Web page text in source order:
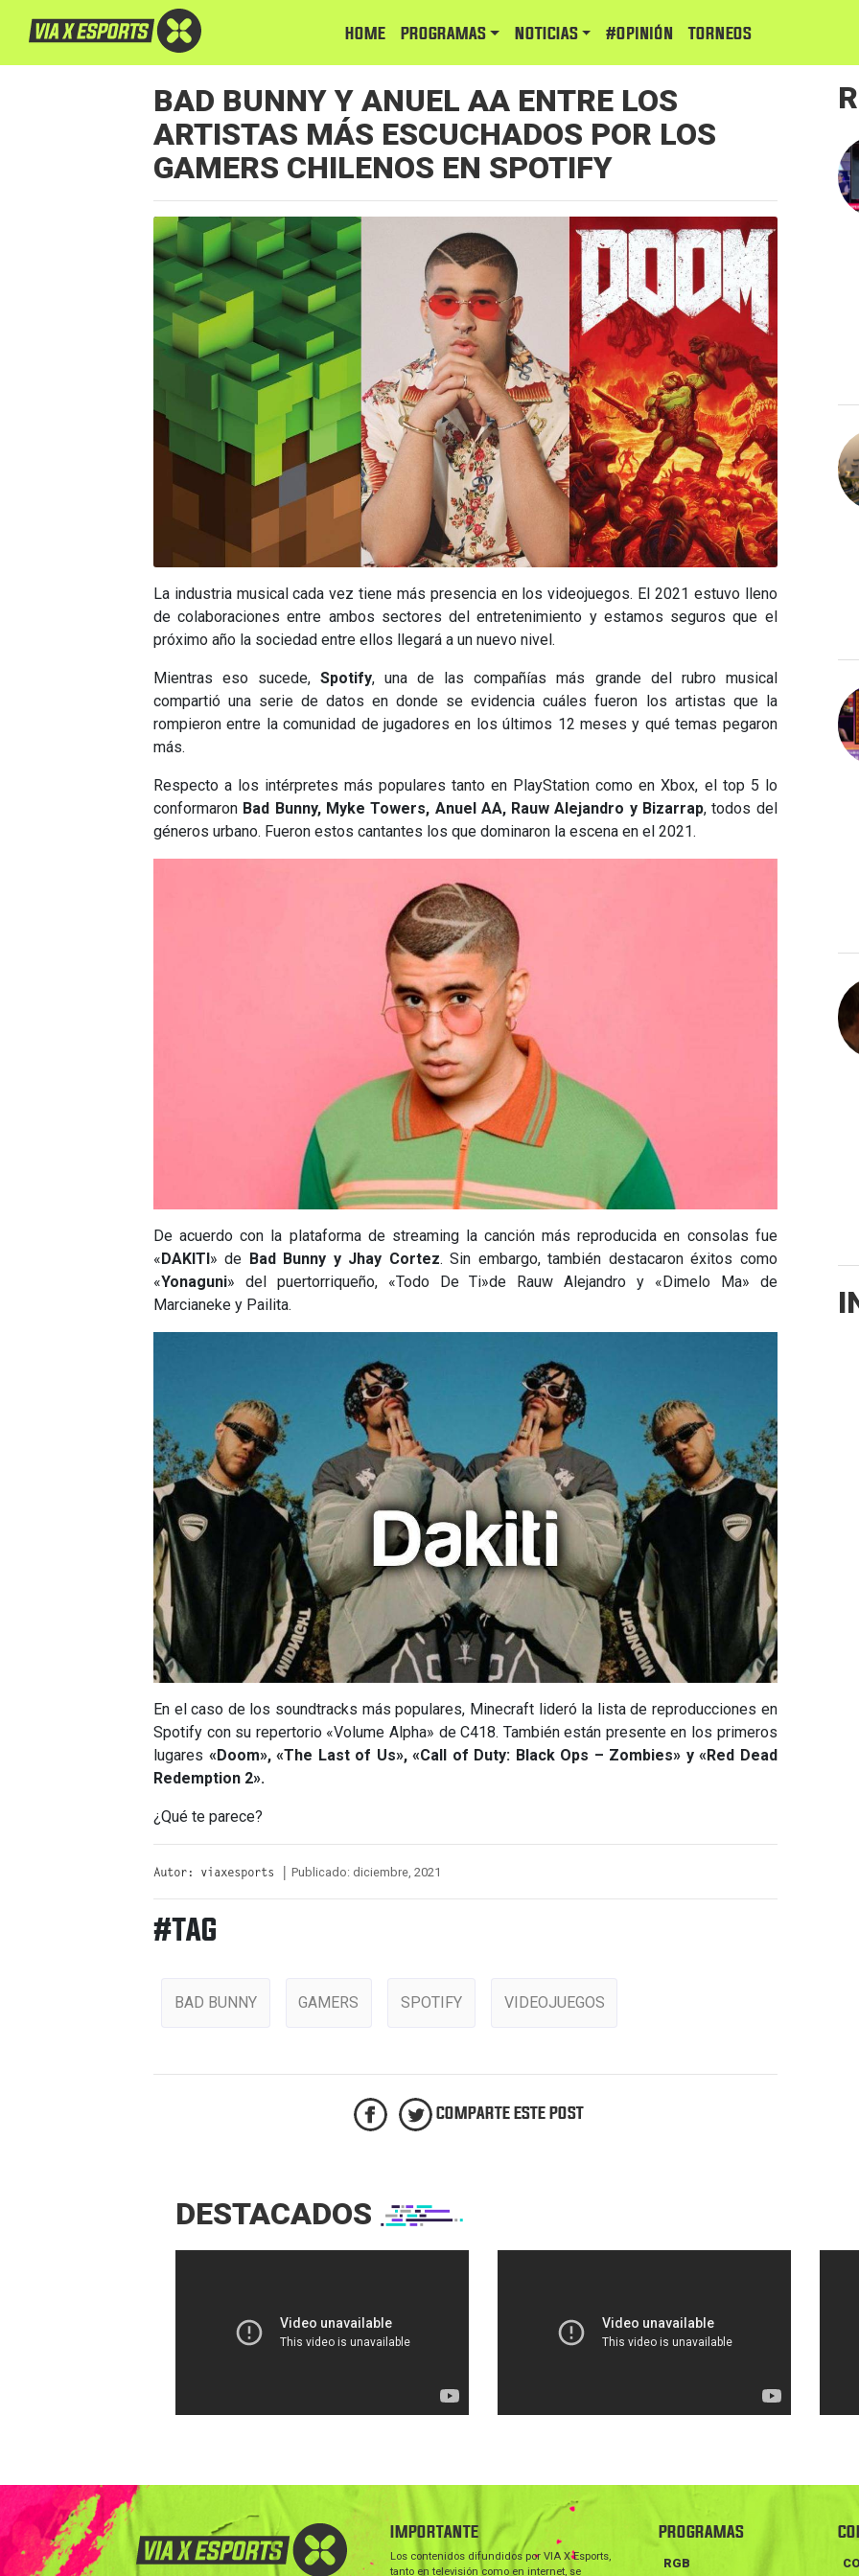
HOME PROGRAMAS NOTICIAS #Opinión TORNEOS
BAD BUNNY Y ANUEL AA ENTRE LOS
ARTISTAS MÁS ESCUCHADOS POR LOS
GAMERS CHILENOS EN SPOTIFY
La industria musical cada vez tiene más presencia en los videojuegos. El 2021 estuvo lleno
de colaboraciones entre ambos sectores del entretenimiento y estamos seguros que el
próximo año la sociedad entre ellos llegará a un nuevo nivel.
Mientras eso sucede,Spotify, una de las compañías más grande del rubro musical
compartió una serie de datos en donde se evidencia cuáles fueron los artistas que la
rompieron entre la comunidad de jugadores en los últimos 12 meses y qué temas pegaron
más.
Respecto a los intérpretes más populares tanto en PlayStation como en Xbox, el top 5 lo
conformaron Bad Bunny, Myke Towers, Anuel AA, Rauw Alejandro y Bizarrap, todos del
géneros urbano. Fueron estos cantantes los que dominaron la escena en el 2021.
De acuerdo con la plataforma de streaming la canción más reproducida en consolas fue
« DAKITI » de Bad Bunny y Jhay Cortez. Sin embargo, también destacaron éxitos como
«Yonaguni» del puertorriqueño, «Todo De Ti»de Rauw Alejandro y «Dimelo Ma» de
Marcianeke y Pailita.
En el caso de los soundtracks más populares, Minecraft lideró la lista de reproducciones en
Spotify con su repertorio «Volume Alpha» de C418. También están presente en los primeros
lugares «Doom», «The Last of Us», «Call of Duty: Black Ops – Zombies» y «Red Dead
Redemption 2».
¿Qué te parece?
Autor: viaxesports | Publicado: diciembre, 2021
#TAG
BAD BUNNY GAMERS SPOTIFY VIDEOJUEGOS
COMPARTE ESTE POST
DESTACADOS
IMPORTANTE
Los contenidos difundidos por VIA X Esports,
tanto en televisión como en internet, se
PROGRAMAS
RGB